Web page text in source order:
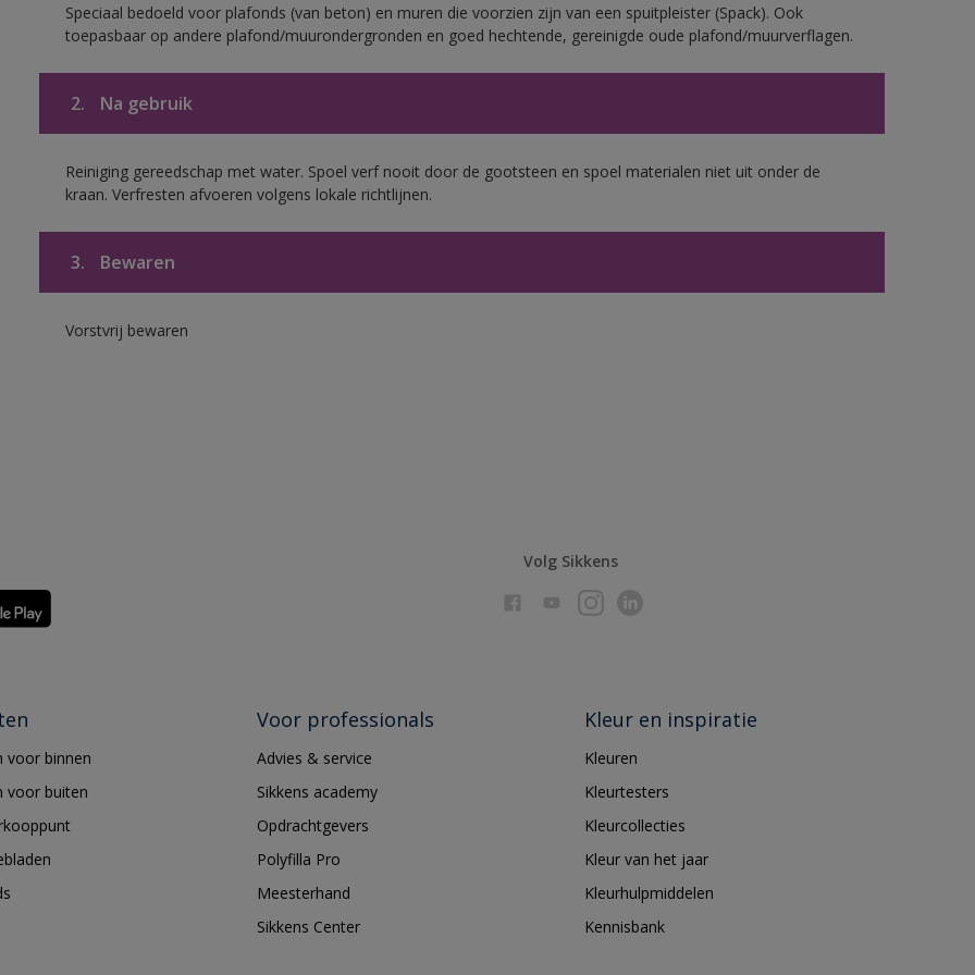
Speciaal bedoeld voor plafonds (van beton) en muren die voorzien zijn van een spuitpleister (Spack). Ook
toepasbaar op andere plafond/muurondergronden en goed hechtende, gereinigde oude plafond/muurverflagen.
2. Na gebruik
Reiniging gereedschap met water. Spoel verf nooit door de gootsteen en spoel materialen niet uit onder de
kraan. Verfresten afvoeren volgens lokale richtlijnen.
3. Bewaren
Vorstvrij bewaren
Volg Sikkens
voor binnen
voor buiten
Voor professionals
Advies & service
Sikkens academy
Opdrachtgevers
Polyfilla Pro
Meesterhand
Sikkens Center
Kleur en inspiratie
Kleuren
Kleurtesters
Kleurcollecties
Kleur van het jaar
Kleurhulpmiddelen
Kennisbank